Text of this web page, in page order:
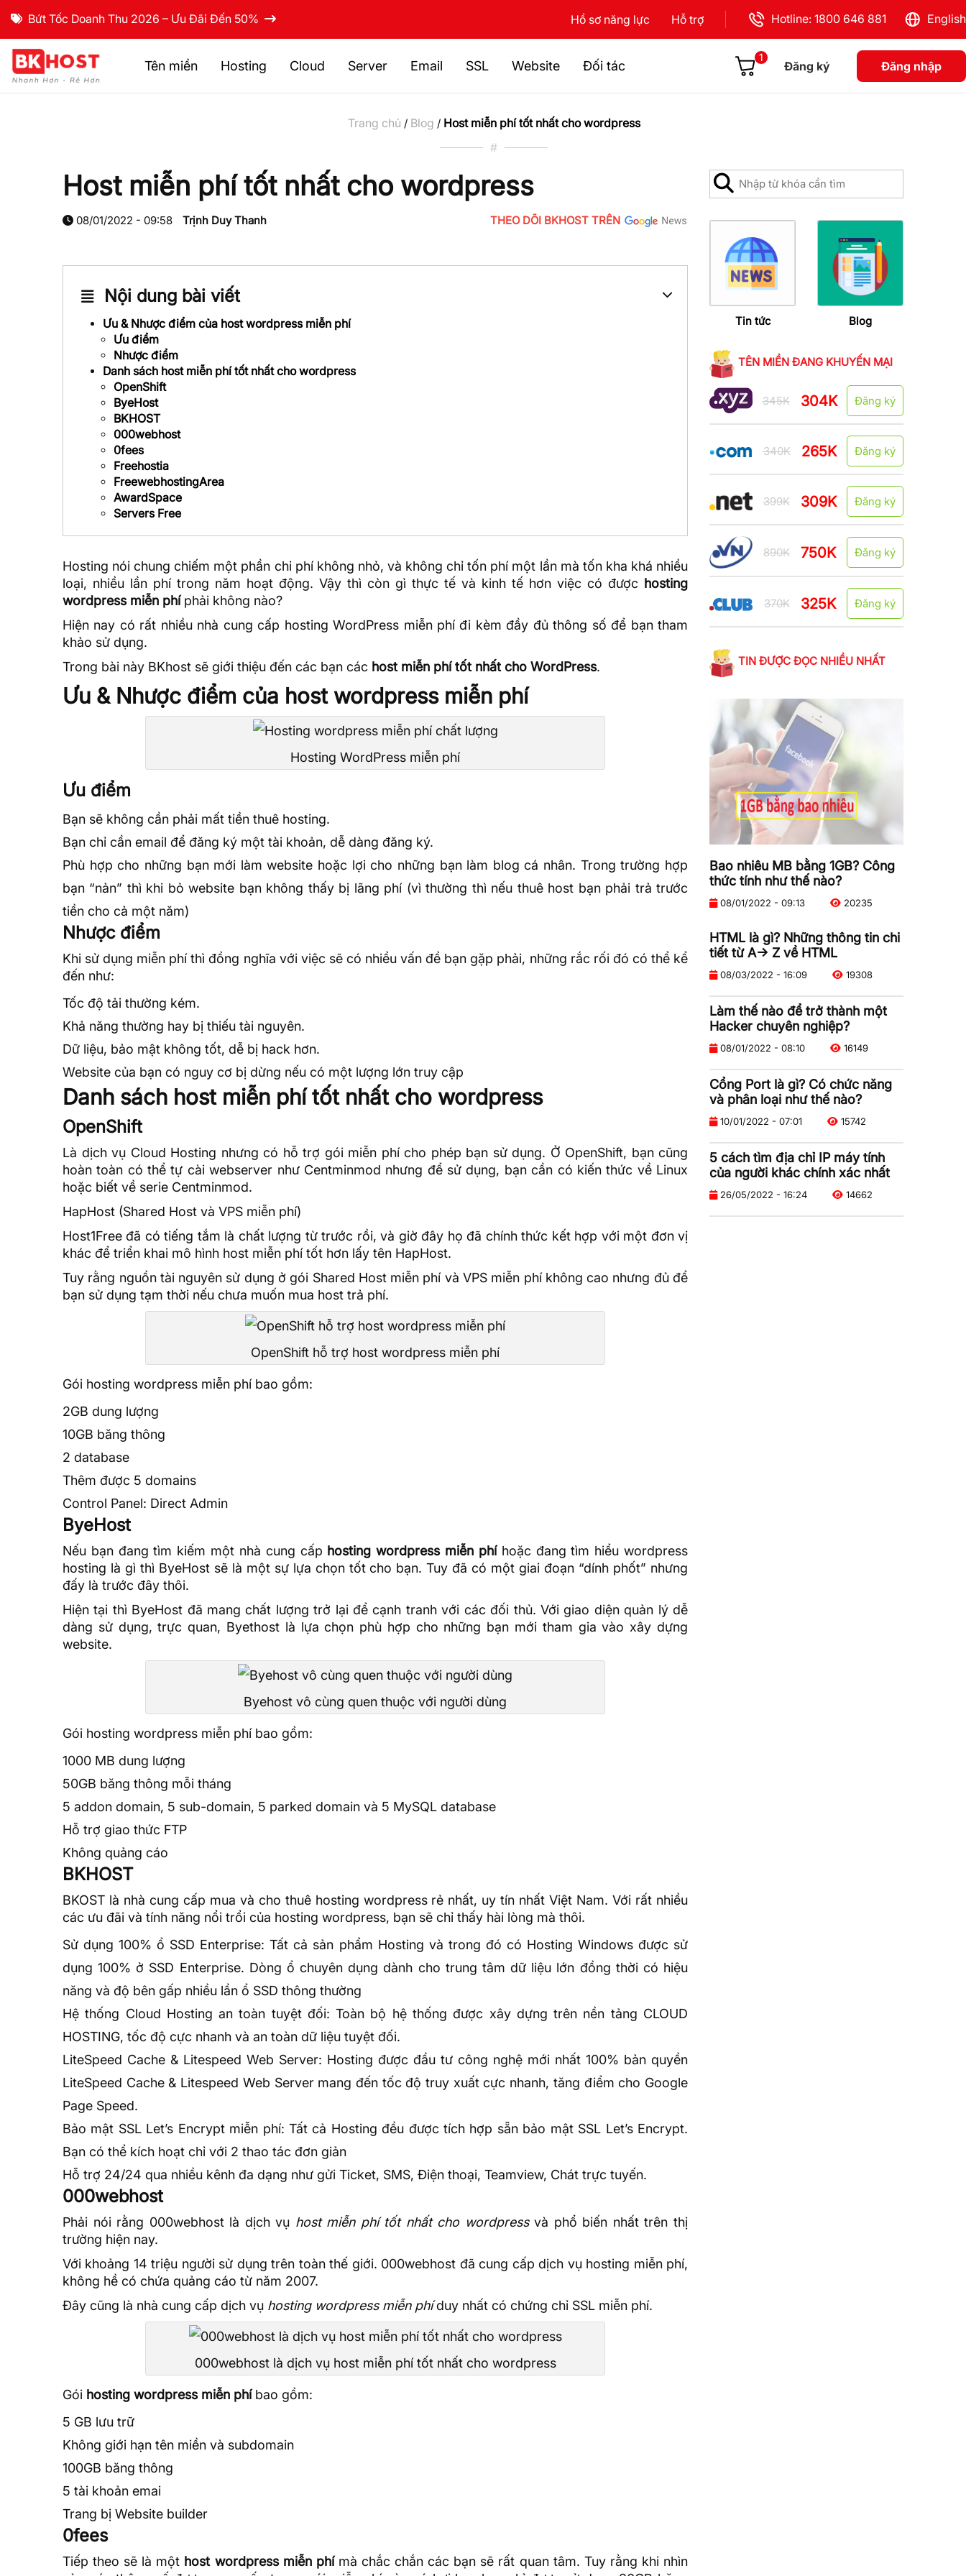
Bứt Tốc Doanh Thu 2026 – Ưu Đãi Đến 50% Hồ sơ năng lực Hỗ trợ Hotline: 1800 646 881 English
Tên miền Hosting Cloud Server Email SSL Website Đối tác
1
Đăng ký Đăng nhập
Trang chủ / Blog / Host miễn phí tốt nhất cho wordpress
#
Host miễn phí tốt nhất cho wordpress
08/01/2022 - 09:58 Trịnh Duy Thanh THEO DÕI BKHOST TRÊN
Nội dung bài viết
Ưu & Nhược điểm của host wordpress miễn phí
Ưu điểm
Nhược điểm
Danh sách host miễn phí tốt nhất cho wordpress
OpenShift
ByeHost
BKHOST
000webhost
0fees
Freehostia
FreewebhostingArea
AwardSpace
Servers Free
Hosting nói chung chiếm một phần chi phí không nhỏ, và không chỉ tốn phí một lần mà tốn kha khá nhiều
loại, nhiều lần phí trong năm hoạt động. Vậy thì còn gì thực tế và kinh tế hơn việc có được hosting
wordpress miễn phíphải không nào?
Hiện nay có rất nhiều nhà cung cấp hosting WordPress miễn phí đi kèm đầy đủ thông số để bạn tham
khảo sử dụng.
Trong bài này BKhost sẽ giới thiệu đến các bạn các host miễn phí tốt nhất cho WordPress.
Ưu & Nhược điểm của host wordpress miễn phí
Hosting WordPress miễn phí
Ưu điểm
Bạn sẽ không cần phải mất tiền thuê hosting.
Bạn chỉ cần email để đăng ký một tài khoản, dễ dàng đăng ký.
Phù hợp cho những bạn mới làm website hoặc lợi cho những bạn làm blog cá nhân. Trong trường hợp
bạn “nản” thì khi bỏ website bạn không thấy bị lãng phí (vì thường thì nếu thuê host bạn phải trả trước
tiền cho cả một năm)
Nhược điểm
Khi sử dụng miễn phí thì đồng nghĩa với việc sẽ có nhiều vấn đề bạn gặp phải, những rắc rối đó có thể kể
đến như:
Tốc độ tải thường kém.
Khả năng thường hay bị thiếu tài nguyên.
Dữ liệu, bảo mật không tốt, dễ bị hack hơn.
Website của bạn có nguy cơ bị dừng nếu có một lượng lớn truy cập
Danh sách host miễn phí tốt nhất cho wordpress
OpenShift
Là dịch vụ Cloud Hosting nhưng có hỗ trợ gói miễn phí cho phép bạn sử dụng. Ở OpenShift, bạn cũng
hoàn toàn có thể tự cài webserver như Centminmod nhưng để sử dụng, bạn cần có kiến thức về Linux
hoặc biết về serie Centminmod.
HapHost (Shared Host và VPS miễn phí)
Host1Free đã có tiếng tắm là chất lượng từ trước rồi, và giờ đây họ đã chính thức kết hợp với một đơn vị
khác để triển khai mô hình host miễn phí tốt hơn lấy tên HapHost.
Tuy rằng nguồn tài nguyên sử dụng ở gói Shared Host miễn phí và VPS miễn phí không cao nhưng đủ để
bạn sử dụng tạm thời nếu chưa muốn mua host trả phí.
OpenShift hỗ trợ host wordpress miễn phí
Gói hosting wordpress miễn phí bao gồm:
2GB dung lượng
10GB băng thông
2 database
Thêm được 5 domains
Control Panel: Direct Admin
ByeHost
Nếu bạn đang tìm kiếm một nhà cung cấp hosting wordpress miễn phíhoặc đang tìm hiểuwordpress
hosting là gì thì ByeHost sẽ là một sự lựa chọn tốt cho bạn. Tuy đã có một giai đoạn “dính phốt” nhưng
đấy là trước đây thôi.
Hiện tại thì ByeHost đã mang chất lượng trở lại để cạnh tranh với các đối thủ. Với giao diện quản lý dễ
dàng sử dụng, trực quan, Byethost là lựa chọn phù hợp cho những bạn mới tham gia vào xây dựng
website.
Byehost vô cùng quen thuộc với người dùng
Gói hosting wordpress miễn phí bao gồm:
1000 MB dung lượng
50GB băng thông mỗi tháng
5 addon domain, 5 sub-domain, 5 parked domain và 5 MySQL database
Hỗ trợ giao thức FTP
Không quảng cáo
BKHOST
BKOST là nhà cung cấp mua và cho thuê hosting wordpress rẻ nhất, uy tín nhất Việt Nam. Với rất nhiều
các ưu đãi và tính năng nổi trổi của hosting wordpress, bạn sẽ chỉ thấy hài lòng mà thôi.
Sử dụng 100% ổ SSD Enterprise: Tất cả sản phẩm Hosting và trong đó có Hosting Windows được sử
dụng 100% ở SSD Enterprise. Dòng ổ chuyên dụng dành cho trung tâm dữ liệu lớn đồng thời có hiệu
năng và độ bên gấp nhiều lần ổ SSD thông thường
Hệ thống Cloud Hosting an toàn tuyệt đối: Toàn bộ hệ thống được xây dựng trên nền tảng CLOUD
HOSTING, tốc độ cực nhanh và an toàn dữ liệu tuyệt đối.
LiteSpeed Cache & Litespeed Web Server: Hosting được đầu tư công nghệ mới nhất 100% bản quyền
LiteSpeed Cache & Litespeed Web Servermang đến tốc độ truy xuất cực nhanh, tăng điểm cho Google
Page Speed.
Bảo mật SSL Let’s Encrypt miễn phí: Tất cả Hosting đều được tích hợp sẵn bảo mật SSL Let’s Encrypt.
Bạn có thể kích hoạt chỉ với 2 thao tác đơn giản
Hỗ trợ 24/24 qua nhiều kênh đa dạng như gửi Ticket, SMS, Điện thoại, Teamview, Chát trực tuyến.
000webhost
Phải nói rằng 000webhost là dịch vụ host miễn phí tốt nhất cho wordpressvà phổ biến nhất trên thị
trường hiện nay.
Với khoảng 14 triệu người sử dụng trên toàn thế giới. 000webhost đã cung cấp dịch vụ hosting miễn phí,
không hề có chứa quảng cáo từ năm 2007.
Đây cũng là nhà cung cấp dịch vụ hosting wordpress miễn phíduy nhất có chứng chỉ SSL miễn phí.
000webhost là dịch vụ host miễn phí tốt nhất cho wordpress
Gói hosting wordpress miễn phíbao gồm:
5 GB lưu trữ
Không giới hạn tên miền và subdomain
100GB băng thông
5 tài khoản emai
Trang bị Website builder
0fees
Tiếp theo sẽ là một host wordpress miễn phímà chắc chắn các bạn sẽ rất quan tâm. Tuy rằng khi nhìn
Tin tức Blog
TÊN MIỀN ĐANG KHUYẾN MẠI
345K 304K Đăng ký
340K 265K Đăng ký
399K 309K Đăng ký
890K 750K Đăng ký
370K 325K Đăng ký
TIN ĐƯỢC ĐỌC NHIỀU NHẤT
Bao nhiêu MB bằng 1GB? Công
thức tính như thế nào?
08/01/2022 - 09:13 20235
HTML là gì? Những thông tin chi
tiết từ A-> Z về HTML
08/03/2022 - 16:09 19308
Làm thế nào để trở thành một
Hacker chuyên nghiệp?
08/01/2022 - 08:10 16149
Cổng Port là gì? Có chức năng
và phân loại như thế nào?
10/01/2022 - 07:01 15742
5 cách tìm địa chỉ IP máy tính
của người khác chính xác nhất
26/05/2022 - 16:24 14662